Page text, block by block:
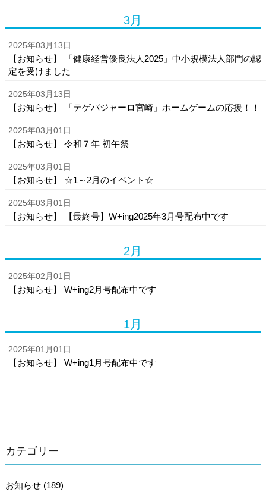
3月
2025年03月13日
【お知らせ】 「健康経営優良法人2025」中小規模法人部門の認
定を受けました
2025年03月13日
【お知らせ】 「テゲバジャーロ宮崎」ホームゲームの応援！！
2025年03月01日
【お知らせ】 令和７年 初午祭
2025年03月01日
【お知らせ】 ☆1～2月のイベント☆
2025年03月01日
【お知らせ】 【最終号】W+ing2025年3月号配布中です
2月
2025年02月01日
【お知らせ】 W+ing2月号配布中です
1月
2025年01月01日
【お知らせ】 W+ing1月号配布中です
カテゴリー
お知らせ (189)